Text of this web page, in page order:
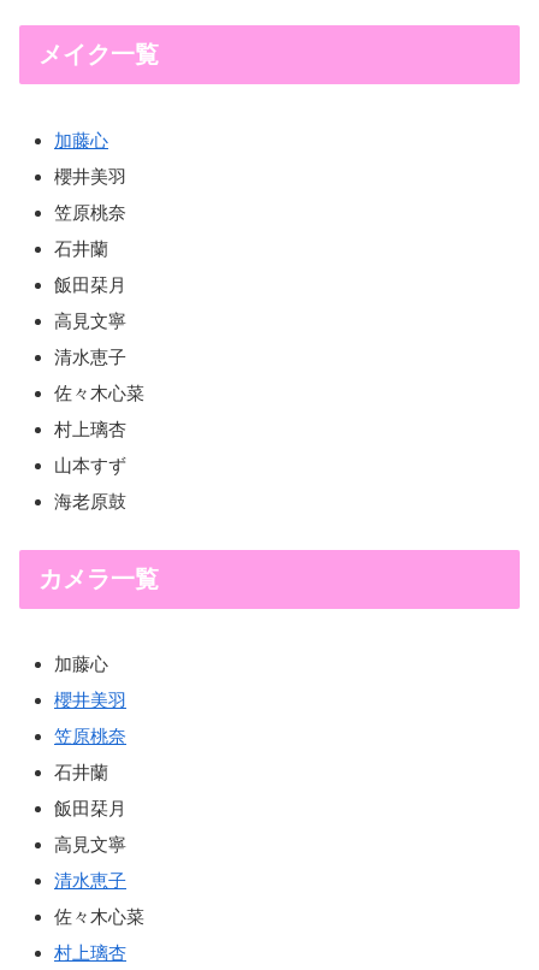
メイク一覧
加藤心
櫻井美羽
笠原桃奈
石井蘭
飯田栞月
高見文寧
清水恵子
佐々木心菜
村上璃杏
山本すず
海老原鼓
カメラ一覧
加藤心
櫻井美羽
笠原桃奈
石井蘭
飯田栞月
高見文寧
清水恵子
佐々木心菜
村上璃杏